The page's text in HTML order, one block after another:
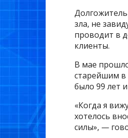
зла, не
проводит в
клиенты.
В мае
старейшим в
было 99 лет
«Когда я
хотелось
силы», —